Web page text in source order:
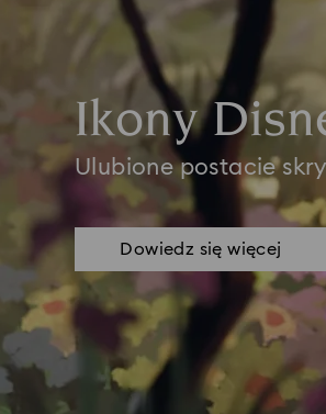
Ikony
Ulubione postacie
Dowiedz się więcej